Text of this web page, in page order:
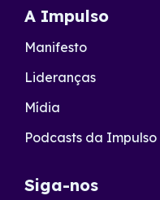
A Impulso
Manifesto
Lideranças
Mídia
Podcasts da Impulso
Siga-nos